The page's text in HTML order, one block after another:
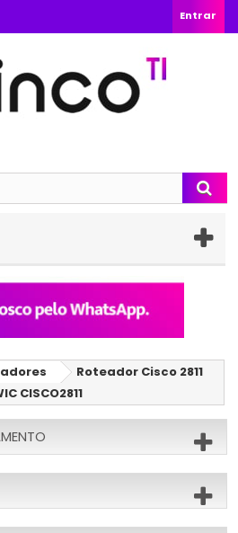
Entrar
Roteador Cisco 2811
CISCO2811